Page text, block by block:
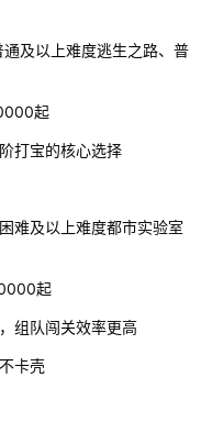
及以上难度逃生之路、普
起
打宝的核心选择
难及以上难度都市实验室
起
组队闯关效率更高
卡壳